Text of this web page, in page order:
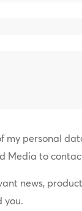
my personal
Media to
news,
you.